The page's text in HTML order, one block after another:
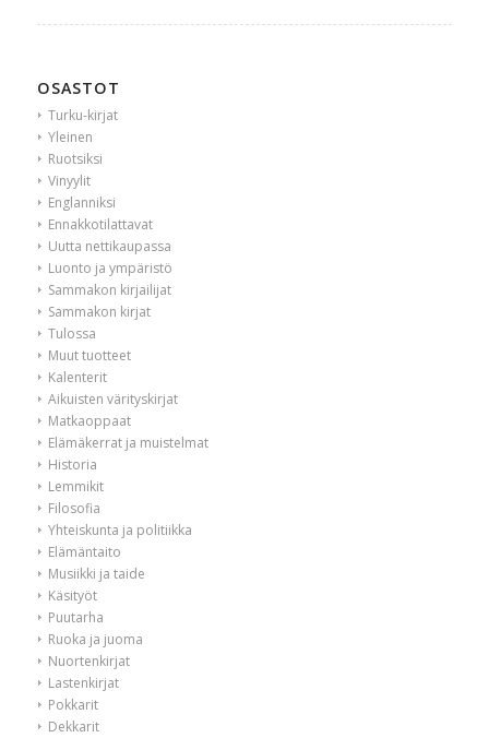
OSASTOT
Turku-kirjat
Yleinen
Ruotsiksi
Vinyylit
Englanniksi
Ennakkotilattavat
Uutta nettikaupassa
Luonto ja ympäristö
Sammakon kirjailijat
Sammakon kirjat
Tulossa
Muut tuotteet
Kalenterit
Aikuisten värityskirjat
Matkaoppaat
Elämäkerrat ja muistelmat
Historia
Lemmikit
Filosofia
Yhteiskunta ja politiikka
Elämäntaito
Musiikki ja taide
Käsityöt
Puutarha
Ruoka ja juoma
Nuortenkirjat
Lastenkirjat
Pokkarit
Dekkarit